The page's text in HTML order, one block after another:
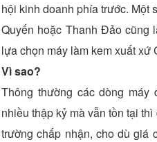
hội kinh doanh phía trước.
Quyến hoặc Thanh Đảo cũng
lựa chọn máy làm kem xuất xứ
Vì sao?
Thông thường các dòng
nhiều thập kỷ mà vẫn tồn tại
trường chấp nhận, cho dù giá